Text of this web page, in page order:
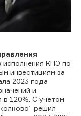
исполнения КПЭ по
инвестициям за
2023 года
и
в 120%. С учетом
решил